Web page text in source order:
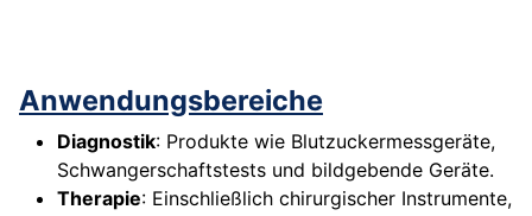
Anwendungsbereiche
Diagnostik: Produkte wie Blutzuckermessgeräte,
Schwangerschaftstests und bildgebende Geräte.
Therapie: Einschließlich chirurgischer Instrumente,